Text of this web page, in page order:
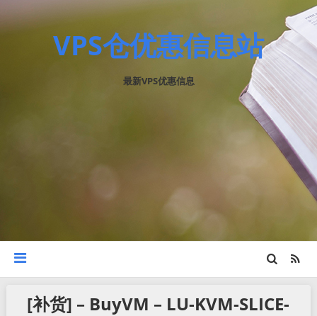
VPS仓优惠信息站
最新VPS优惠信息
[补货] – BuyVM – LU-KVM-SLICE-